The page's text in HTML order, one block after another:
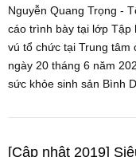
Nguyễn Quang Trọng -
cáo trình bày tại lớp Tập
vú tổ chức tại Trung tâm
ngày 20 tháng 6 năm
sức khỏe sinh sản Bình
[Cập nhật 2019]